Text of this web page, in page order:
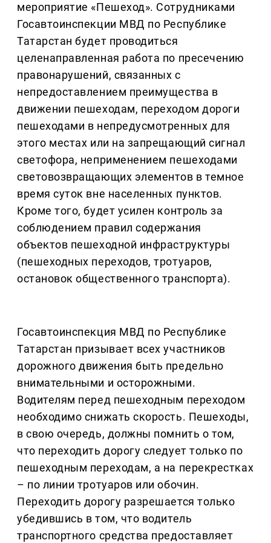
мероприятие «Пешеход». Сотрудниками
Госавтоинспекции МВД по Республике
Татарстан будет проводиться
целенаправленная работа по пресечению
правонарушений, связанных с
непредоставлением преимущества в
движении пешеходам, переходом дороги
пешеходами в непредусмотренных для
этого местах или на запрещающий сигнал
светофора, неприменением пешеходами
световозвращающих элементов в темное
время суток вне населенных пунктов.
Кроме того, будет усилен контроль за
соблюдением правил содержания
объектов пешеходной инфраструктуры
(пешеходных переходов, тротуаров,
остановок общественного транспорта).
Госавтоинспекция МВД по Республике
Татарстан призывает всех участников
дорожного движения быть предельно
внимательными и осторожными.
Водителям перед пешеходным переходом
необходимо снижать скорость. Пешеходы,
в свою очередь, должны помнить о том,
что переходить дорогу следует только по
пешеходным переходам, а на перекрестках
– по линии тротуаров или обочин.
Переходить дорогу разрешается только
убедившись в том, что водитель
транспортного средства предоставляет